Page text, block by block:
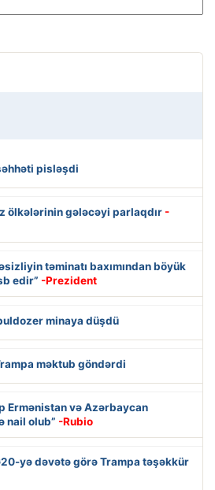
pisləşdi
ölkələrinin gələcəyi parlaqdır -
təminatı baxımından böyük
edir” -Prezident
minaya düşdü
məktub göndərdi
Ermənistan və Azərbaycan
nail olub” -Rubio
yə dəvətə görə Trampa təşəkkür